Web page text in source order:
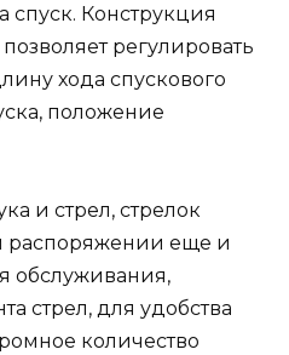
Конструкция
регулировать
хода спускового
положение
и стрел, стрелок
распоряжении еще и
обслуживания,
стрел, для удобства
количество